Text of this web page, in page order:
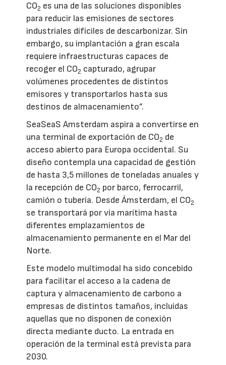
CO2 es una de las soluciones disponibles
para reducir las emisiones de sectores
industriales difíciles de descarbonizar. Sin
embargo, su implantación a gran escala
requiere infraestructuras capaces de
recoger el CO2 capturado, agrupar
volúmenes procedentes de distintos
emisores y transportarlos hasta sus
destinos de almacenamiento”.
SeaSeaS Amsterdam aspira a convertirse en
una terminal de exportación de CO2 de
acceso abierto para Europa occidental. Su
diseño contempla una capacidad de gestión
de hasta 3,5 millones de toneladas anuales y
la recepción de CO2 por barco, ferrocarril,
camión o tubería. Desde Ámsterdam, el CO2
se transportará por vía marítima hasta
diferentes emplazamientos de
almacenamiento permanente en el Mar del
Norte.
Este modelo multimodal ha sido concebido
para facilitar el acceso a la cadena de
captura y almacenamiento de carbono a
empresas de distintos tamaños, incluidas
aquellas que no disponen de conexión
directa mediante ducto. La entrada en
operación de la terminal está prevista para
2030.